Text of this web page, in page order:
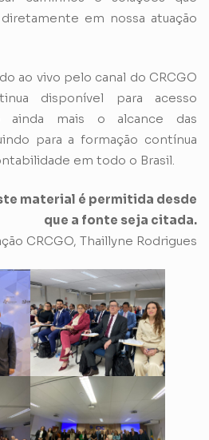
em nossa atuação
ao vivo pelo canal do CRCGO
disponível para acesso
ainda mais o alcance das
para a formação contínua
em todo o Brasil.
material é permitida desde
que a fonte seja citada.
CRCGO, Thaillyne Rodrigues